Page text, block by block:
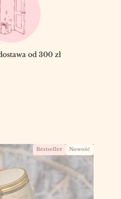
od 300 zł
Bestseller Nowość